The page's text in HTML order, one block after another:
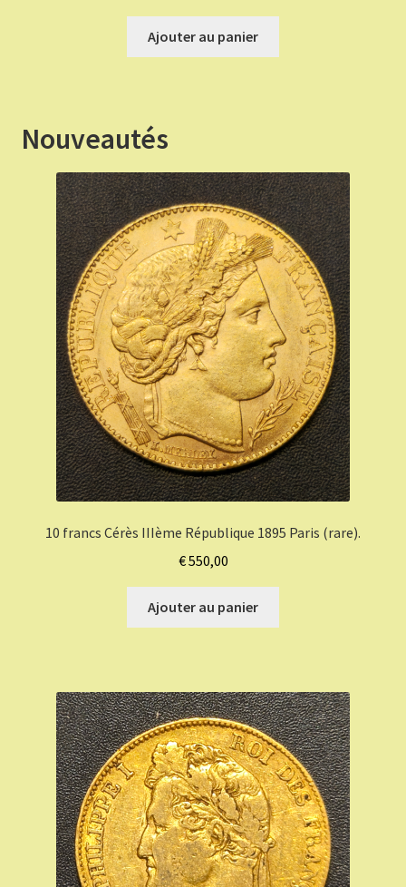
prix
initial
était :
prix
actuel
est :
Ajouter au panier
Nouveautés
10 francs Cérès IIIème République 1895 Paris (rare).
€550,00
Ajouter au panier